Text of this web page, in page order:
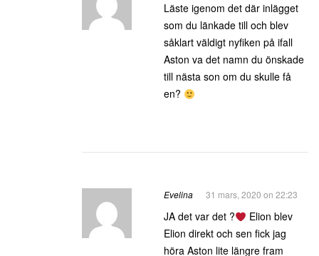
Läste igenom det där inlägget
som du länkade till och blev
såklart väldigt nyfiken på ifall
Aston va det namn du önskade
till nästa son om du skulle få
en?
Evelina 31 mars, 2020 on 22:23
JA det var det ?
Elion blev
Elion direkt och sen fick jag
höra Aston lite längre fram